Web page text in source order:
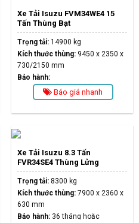
Xe Tải Isuzu FVM34WE4 15
Tấn Thùng Bạt
Trọng tải:14900 kg
Kích thước thùng:9450 x 2350 x
730/2150 mm
Bảo hành:
Báo giá nhanh
Xe Tải Isuzu 8.3 Tấn
FVR34SE4 Thùng Lửng
Trọng tải:8300 kg
Kích thước thùng:7900 x 2360 x
630 mm
Bảo hành: 36 tháng hoặc